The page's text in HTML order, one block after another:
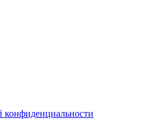
конфиденциальности